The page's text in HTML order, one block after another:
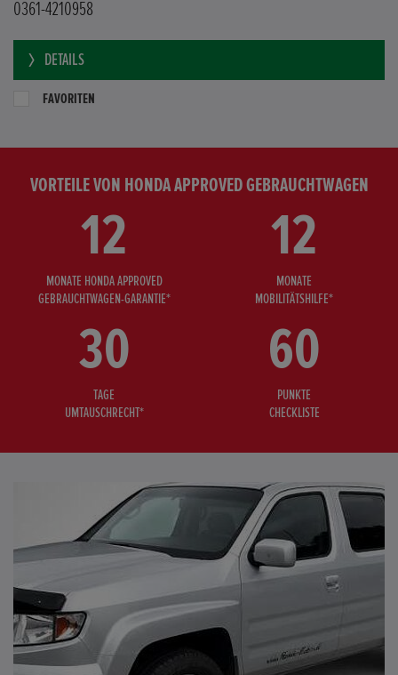
0361-4210958
DETAILS
FAVORITEN
VORTEILE VON HONDA APPROVED GEBRAUCHTWAGEN
12
MONATE HONDA APPROVED
GEBRAUCHTWAGEN-GARANTIE*
12
MONATE
MOBILITÄTSHILFE*
30
TAGE
UMTAUSCHRECHT*
60
PUNKTE
CHECKLISTE